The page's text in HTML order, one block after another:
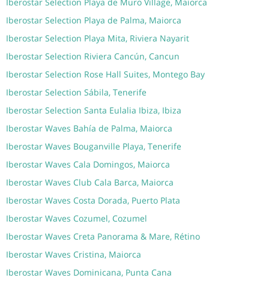
Iberostar Selection Playa de Palma, Maiorca
Iberostar Selection Playa Mita, Riviera Nayarit
Iberostar Selection Riviera Cancún, Cancun
Iberostar Selection Rose Hall Suites, Montego Bay
Iberostar Selection Sábila, Tenerife
Iberostar Selection Santa Eulalia Ibiza, Ibiza
Iberostar Waves Bahía de Palma, Maiorca
Iberostar Waves Bouganville Playa, Tenerife
Iberostar Waves Cala Domingos, Maiorca
Iberostar Waves Club Cala Barca, Maiorca
Iberostar Waves Costa Dorada, Puerto Plata
Iberostar Waves Cozumel, Cozumel
Iberostar Waves Creta Panorama & Mare, Rétino
Iberostar Waves Cristina, Maiorca
Iberostar Waves Dominicana, Punta Cana